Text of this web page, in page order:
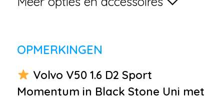
•Lichtmetalen velgen 16"
• Sportieve Shark-fin antenne
•Trekhaak
OPMERKINGEN
Volvo V50 1.6 D2 Sport
Momentum in Black Stone Uni met